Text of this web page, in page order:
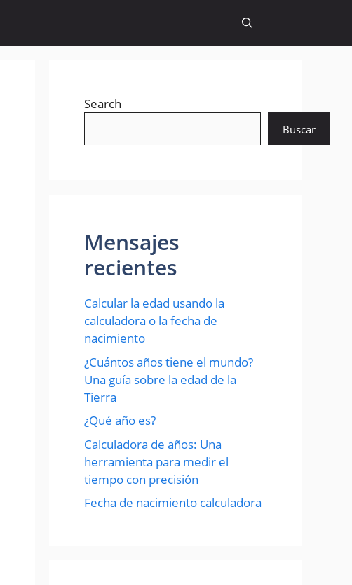
Search
Buscar
Mensajes
recientes
Calcular la edad usando la
calculadora o la fecha de
nacimiento
¿Cuántos años tiene el mundo?
Una guía sobre la edad de la
Tierra
¿Qué año es?
Calculadora de años: Una
herramienta para medir el
tiempo con precisión
Fecha de nacimiento calculadora